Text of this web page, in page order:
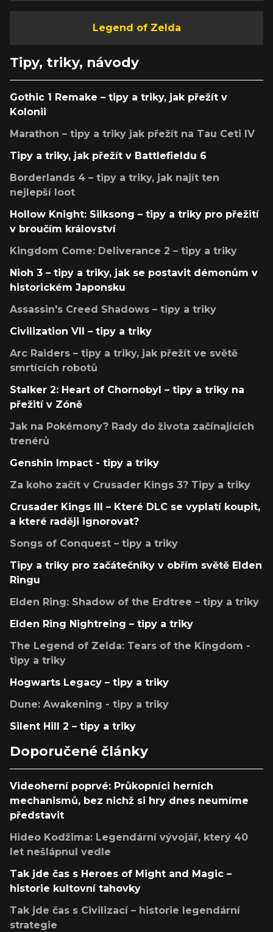
Legend of Zelda
Tipy, triky, návody
Gothic 1 Remake – tipy a triky, jak přežít v
Kolonii
Marathon – tipy a triky jak přežít na Tau Ceti IV
Tipy a triky, jak přežít v Battlefieldu 6
Borderlands 4 – tipy a triky, jak najít ten
nejlepší loot
Hollow Knight: Silksong – tipy a triky pro přežití
v broučím království
Kingdom Come: Deliverance 2 – tipy a triky
Nioh 3 – tipy a triky, jak se postavit démonům v
historickém Japonsku
Assassin's Creed Shadows – tipy a triky
Civilization VII – tipy a triky
Arc Raiders – tipy a triky, jak přežít ve světě
smrtících robotů
Stalker 2: Heart of Chornobyl – tipy a triky na
přežití v Zóně
Jak na Pokémony? Rady do života začínajících
trenérů
Genshin Impact - tipy a triky
Za koho začít v Crusader Kings 3? Tipy a triky
Crusader Kings III – Které DLC se vyplatí koupit,
a které raději ignorovat?
Songs of Conquest – tipy a triky
Tipy a triky pro začátečníky v obřím světě Elden
Ringu
Elden Ring: Shadow of the Erdtree – tipy a triky
Elden Ring Nightreing – tipy a triky
The Legend of Zelda: Tears of the Kingdom -
tipy a triky
Hogwarts Legacy – tipy a triky
Dune: Awakening - tipy a triky
Silent Hill 2 – tipy a triky
Doporučené články
Videoherní poprvé: Průkopníci herních
mechanismů, bez nichž si hry dnes neumíme
představit
Hideo Kodžima: Legendární vývojář, který 40
let nešlápnul vedle
Tak jde čas s Heroes of Might and Magic –
historie kultovní tahovky
Tak jde čas s Civilizací – historie legendární
strategie